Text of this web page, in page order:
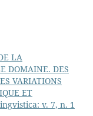
LA
DOMAINE. DES
VARIATIONS
ET
v. 7, n. 1